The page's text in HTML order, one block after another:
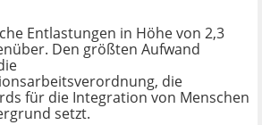
Entlastungen in Höhe von 2,3
Den größten Aufwand
die
für die Integration von Menschen
setzt.